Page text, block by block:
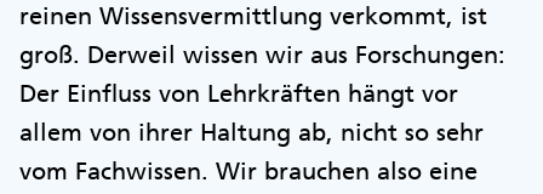
reinen Wissensvermittlung verkommt, ist
groß. Derweil wissen wir aus Forschungen:
Der Einfluss von Lehrkräften hängt vor
allem von ihrer Haltung ab, nicht so sehr
vom Fachwissen. Wir brauchen also eine